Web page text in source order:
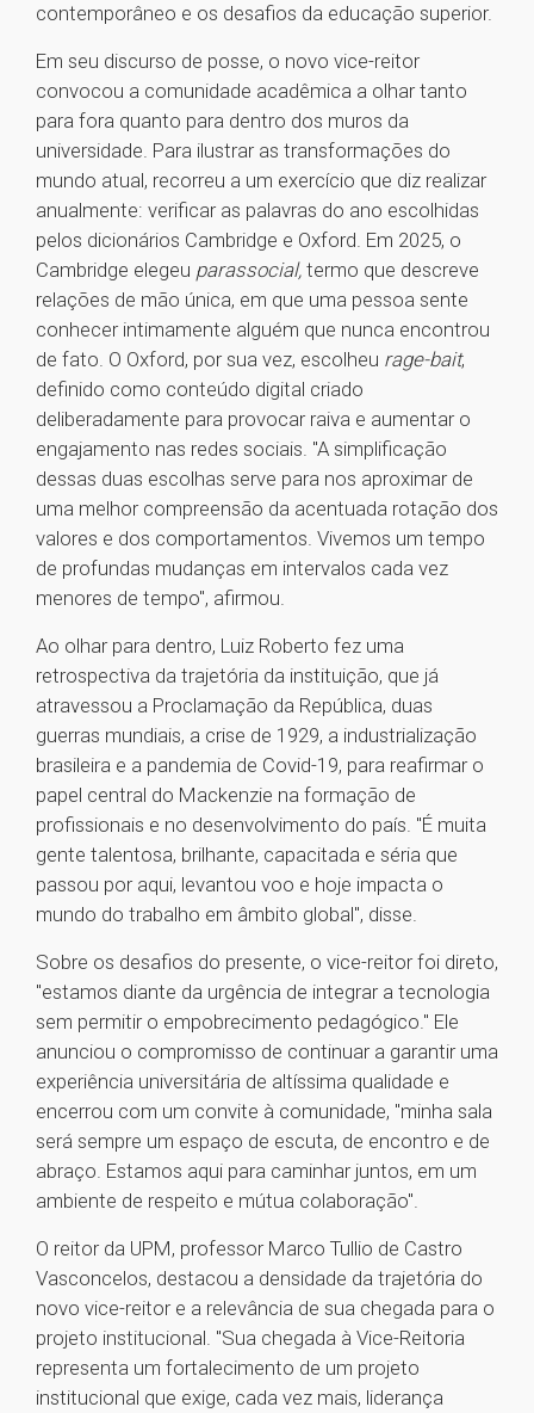
contemporâneo e os desafios da educação superior.
Em seu discurso de posse, o novo vice-reitor
convocou a comunidade acadêmica a olhar tanto
para fora quanto para dentro dos muros da
universidade. Para ilustrar as transformações do
mundo atual, recorreu a um exercício que diz realizar
anualmente: verificar as palavras do ano escolhidas
pelos dicionários Cambridge e Oxford. Em 2025, o
Cambridge elegeu parassocial, termo que descreve
relações de mão única, em que uma pessoa sente
conhecer intimamente alguém que nunca encontrou
de fato. O Oxford, por sua vez, escolheu rage-bait,
definido como conteúdo digital criado
deliberadamente para provocar raiva e aumentar o
engajamento nas redes sociais. "A simplificação
dessas duas escolhas serve para nos aproximar de
uma melhor compreensão da acentuada rotação dos
valores e dos comportamentos. Vivemos um tempo
de profundas mudanças em intervalos cada vez
menores de tempo", afirmou.
Ao olhar para dentro, Luiz Roberto fez uma
retrospectiva da trajetória da instituição, que já
atravessou a Proclamação da República, duas
guerras mundiais, a crise de 1929, a industrialização
brasileira e a pandemia de Covid-19, para reafirmar o
papel central do Mackenzie na formação de
profissionais e no desenvolvimento do país. "É muita
gente talentosa, brilhante, capacitada e séria que
passou por aqui, levantou voo e hoje impacta o
mundo do trabalho em âmbito global", disse.
Sobre os desafios do presente, o vice-reitor foi direto,
"estamos diante da urgência de integrar a tecnologia
sem permitir o empobrecimento pedagógico." Ele
anunciou o compromisso de continuar a garantir uma
experiência universitária de altíssima qualidade e
encerrou com um convite à comunidade, "minha sala
será sempre um espaço de escuta, de encontro e de
abraço. Estamos aqui para caminhar juntos, em um
ambiente de respeito e mútua colaboração".
O reitor da UPM, professor Marco Tullio de Castro
Vasconcelos, destacou a densidade da trajetória do
novo vice-reitor e a relevância de sua chegada para o
projeto institucional. "Sua chegada à Vice-Reitoria
representa um fortalecimento de um projeto
institucional que exige, cada vez mais, liderança